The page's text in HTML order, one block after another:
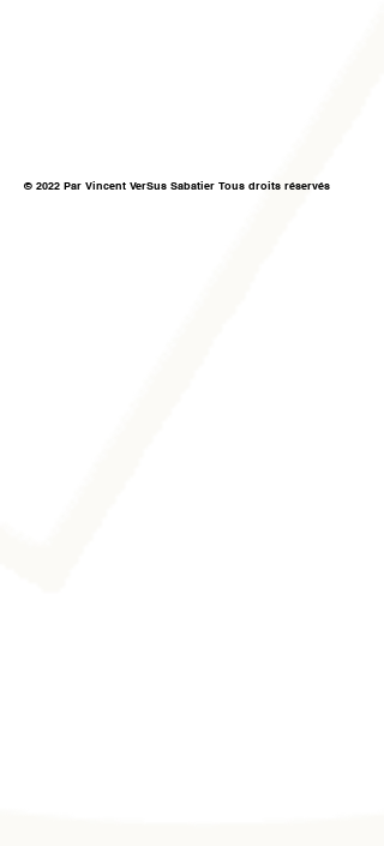
© 2022 Par Vincent VerSus Sabatier Tous droits réservés